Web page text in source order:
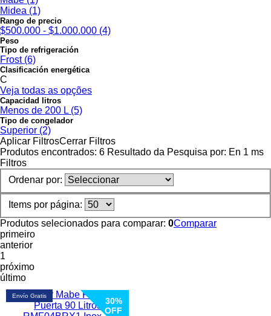
Televisión
Aire y
Colchones
Cocina
Tecnología
ElectroHogar
Sonido
Cuidado
Personal
Midea (1)
Rango de precio
$500.000 - $1.000.000 (4)
Peso
Tipo de refrigeración
Frost (6)
Clasificación energética
C
Veja todas as opções
Capacidad litros
Menos de 200 L (5)
Tipo de congelador
Superior (2)
Aplicar FiltrosCerrar Filtros
Produtos encontrados: 6 Resultado da Pesquisa por: En 1 ms
Filtros
Ordenar por:
Items por página:
Produtos selecionados para comparar: 0Comparar
primeiro
anterior
1
próximo
último
Envío Gratis
30%
OFF